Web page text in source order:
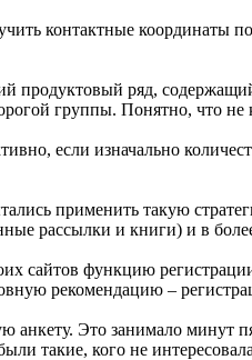
контактные координаты
продуктовый ряд,
группы. Понятно, что
если изначально
применить такую
рассылки и книги) и в
сайтов функцию
рекомендацию –
анкету. Это занимало минут
такие, кого не